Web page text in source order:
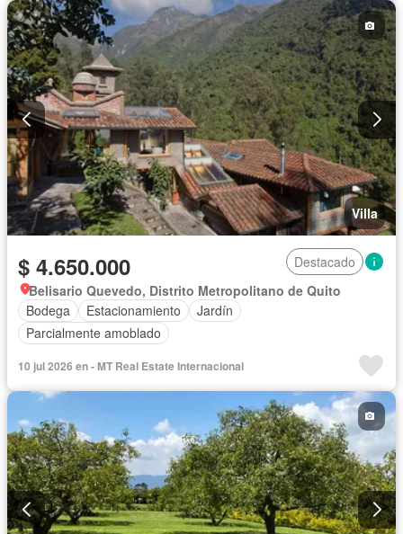
Villa
$ 4.650.000
Destacado
Belisario Quevedo, Distrito Metropolitano de Quito
Bodega
Estacionamiento
Jardín
Parcialmente amoblado
10 jul 2026 en - MT Real Estate Internacional